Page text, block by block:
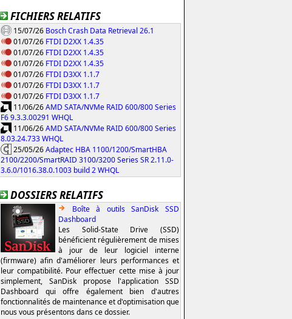
FICHIERS RELATIFS
15/07/26 Bosch Crash Data Retrieval 26.1
01/07/26 FTDI D2XX 1.4.35
01/07/26 FTDI D2XX 1.4.35
01/07/26 FTDI D2XX 1.4.35
01/07/26 FTDI D3XX 1.1.7
01/07/26 FTDI D3XX 1.1.7
01/07/26 FTDI D3XX 1.1.7
11/06/26AMD SATA/NVMe RAID 600/800 Series
F6 9.3.3.00291 WHQL
11/06/26AMD SATA/NVMe RAID 600/800 Series
8.03.24.733 WHQL
25/05/26Adaptec HBA 1100/1200/SmartHBA
2100/2200/SmartRAID 3100/3200 Series SR 2.11.0-
3.6.0/1016.38.0.1003 build 2 WHQL
DOSSIERS RELATIFS
Boîte à outils SanDisk SSD
Dashboard
Les Solid-State Drive (SSD)
bénéficient régulièrement de mises
à jour de leur logiciel interne
(firmware) afin d'améliorer leurs performances et
leur compatibilité. Pour effectuer cette mise à jour
simplement, SanDisk propose l'application SSD
Dashboard qui offre également bien d'autres
fonctionnalités de maintenance et d'optimisation que
nous vous présentons dans ce dossier.